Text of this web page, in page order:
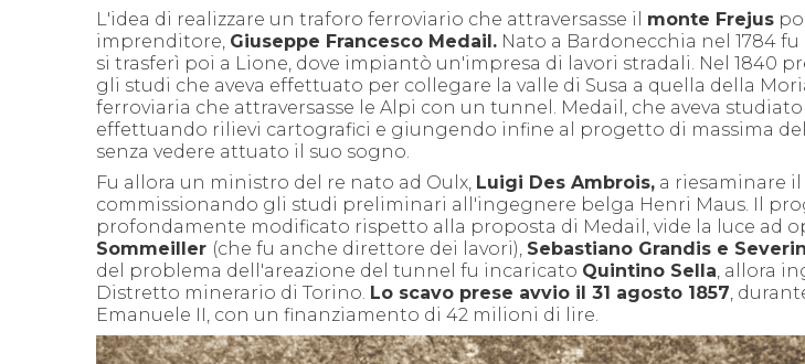
L'idea di realizzare un traforo ferroviario che attraversasse il monte Frejus
imprenditore, Giuseppe Francesco Medail. Nato a Bardonecchia nel 1784
si trasferì poi a Lione, dove impiantò un'impresa di lavori stradali. Nel 1840
gli studi che aveva effettuato per collegare la valle di Susa a quella della
ferroviaria che attraversasse le Alpi con un tunnel. Medail, che aveva
effettuando rilievi cartografici e giungendo infine al progetto di massima
senza vedere attuato il suo sogno.
Fu allora un ministro del re nato ad Oulx, Luigi Des Ambrois, a riesaminare
commissionando gli studi preliminari all'ingegnere belga Henri Maus. Il
profondamente modificato rispetto alla proposta di Medail, vide la luce ad
Sommeiller (che fu anche direttore dei lavori), Sebastiano Grandis e
del problema dell'areazione del tunnel fu incaricato Quintino Sella, allora
Distretto minerario di Torino. Lo scavo prese avvio il 31 agosto 1857,
Emanuele II, con un finanziamento di 42 milioni di lire.